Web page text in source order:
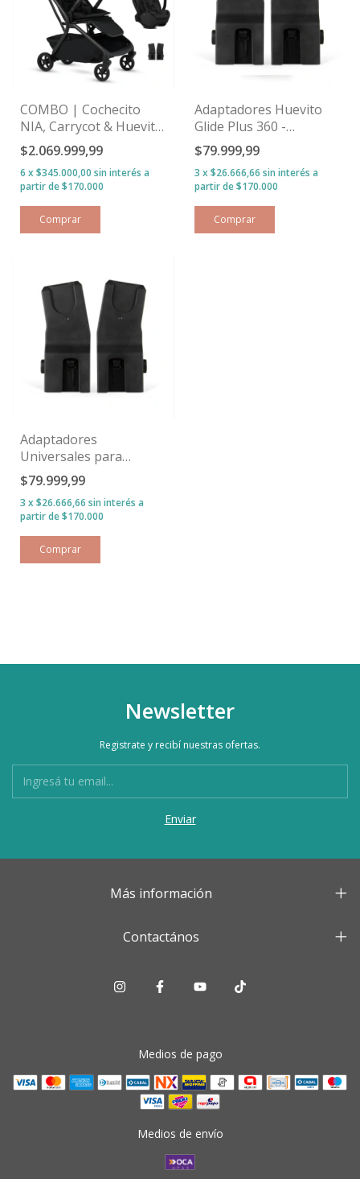
COMBO | Cochecito
NIA, Carrycot & Huevito
- Onyx
$2.069.999,99
6 x$345.000,00 sin interés
Adaptadores Huevito
Glide Plus 360 -
Cochecito Nia de Silver
Cross
$79.999,99
3 x$26.666,66 sin interés
Adaptadores
Universales para
Huevito – Cochecito Nia
de Silver Cross
$79.999,99
3 x$26.666,66 sin interés
Newsletter
Registrate y recibí nuestras ofertas.
Más información
Contactános
Medios de pago
Medios de envío